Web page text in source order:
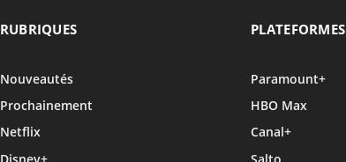
RUBRIQUES
Nouveautés
Prochainement
Netflix
Disney+
PLATEFORMES
Paramount+
HBO Max
Canal+
Salto